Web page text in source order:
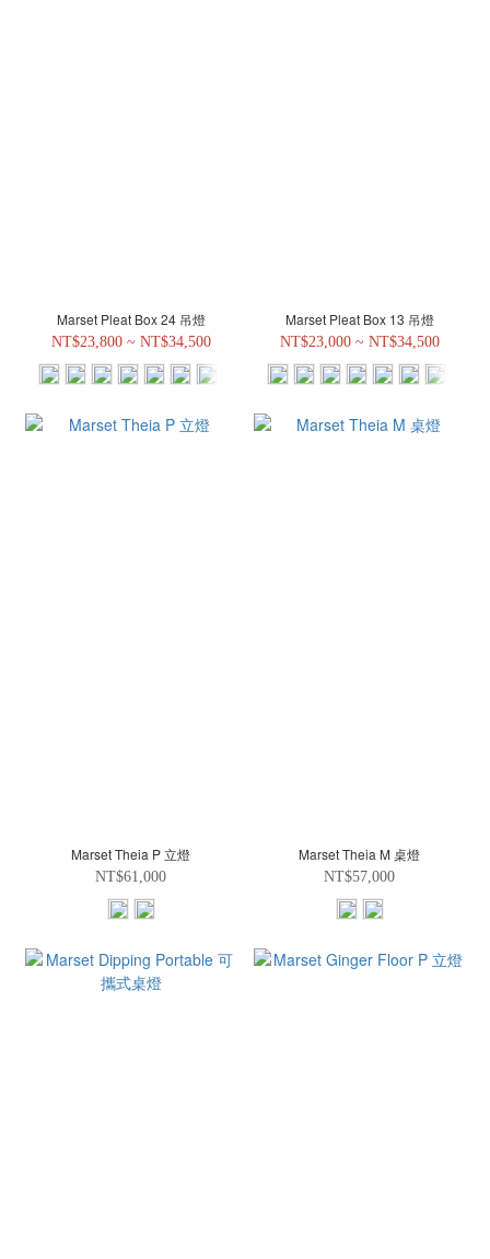
Marset Pleat Box 24 吊燈
NT$23,800 ~ NT$34,500
Marset Pleat Box 13 吊燈
NT$23,000 ~ NT$34,500
Marset Theia P 立燈
NT$61,000
Marset Theia M 桌燈
NT$57,000